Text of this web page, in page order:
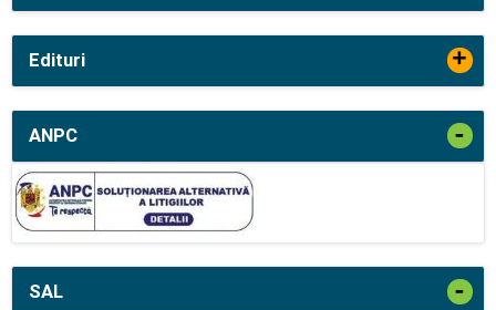
Edituri +
ANPC -
SAL -